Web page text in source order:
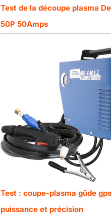
Test de la découpe plasma
50P 50Amps
Test : coupe-plasma güde
puissance et précision